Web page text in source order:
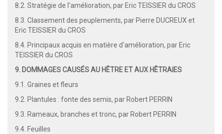
8.2. Stratégie de l'amélioration, par Eric TEISSIER du CROS
8.3. Classement des peuplements, par Pierre DUCREUX et
Eric TEISSIER du CROS
8.4. Principaux acquis en matière d'amélioration, par Eric
TEISSIER du CROS
9. DOMMAGES CAUSÉS AU HÊTRE ET AUX HÊTRAIES
9.1. Graines et fleurs
9.2. Plantules : fonte des semis, par Robert PERRIN
9.3. Rameaux, branches et tronc, par Robert PERRIN
9.4. Feuilles